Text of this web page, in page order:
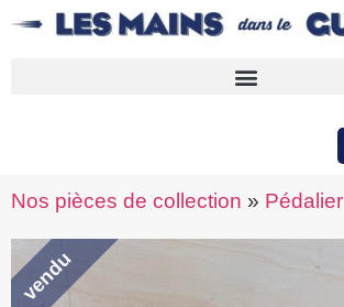
Nos pièces de collection » Pédalier
vendu